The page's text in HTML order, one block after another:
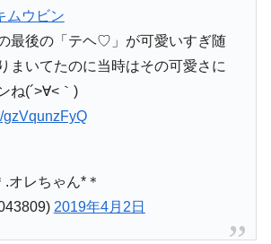
ムウビン
最後の「テヘ♡」が可愛いすぎ随
まいてたのに当時はその可愛さに
ね(´>∀<｀)ゝ
gzVqunzFyQ
レちゃん*＊
2019年4月2日